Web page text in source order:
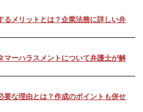
るメリットとは？企業法務に詳しい弁
マーハラスメントについて弁護士が解
要な理由とは？作成のポイントも併せ